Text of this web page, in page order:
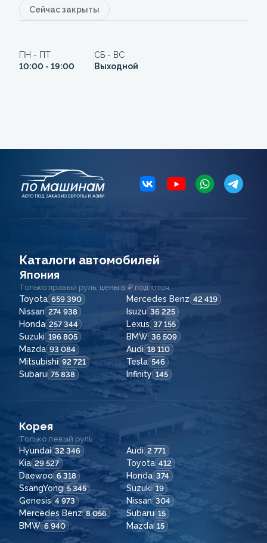
Сейчас закрыты
ПН - ПТ
10:00 - 19:00
СБ - ВС
Выходной
Каталоги автомобилей
Япония
Только правый руль, цены в ₽ под ключ.
Toyota 659 390 Mercedes Benz 42 419
Nissan 274 938 Isuzu 36 225
Honda 257 344 Lexus 37 155
Suzuki 196 805 BMW 36 509
Mazda 93 084 Audi 18 110
Mitsubishi 92 721 Tesla 546
Subaru 75 838 Infinity 145
Корея
Только левый руль
Hyundai 32 346 Audi 2 771
Kia 29 527 Toyota 412
Daewoo 6 318 Honda 374
SsangYong 5 345 Suzuki 19
Genesis 4 973 Nissan 304
Mercedes Benz 8 056 Subaru 15
BMW 6 940 Mazda 15